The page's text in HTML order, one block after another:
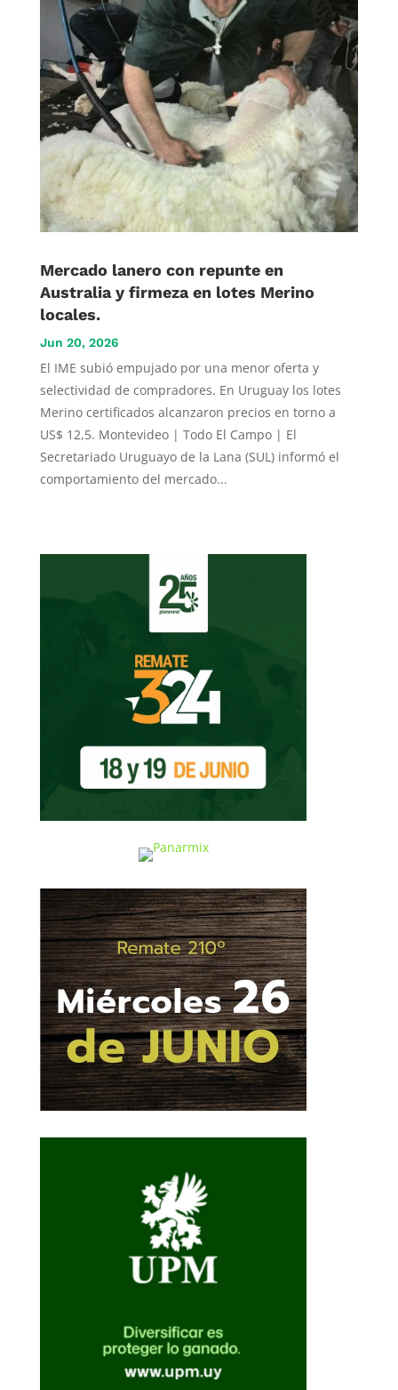
Mercado lanero con repunte en
Australia y firmeza en lotes Merino
locales.
Jun 20, 2026
El IME subió empujado por una menor oferta y
selectividad de compradores. En Uruguay los lotes
Merino certificados alcanzaron precios en torno a
US$ 12,5. Montevideo | Todo El Campo | El
Secretariado Uruguayo de la Lana (SUL) informó el
comportamiento del mercado...